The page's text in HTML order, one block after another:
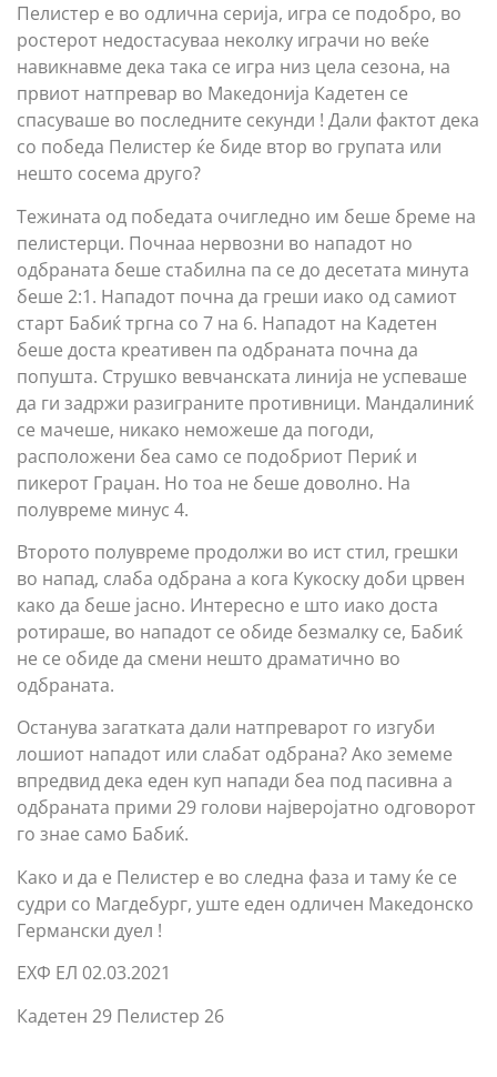
Пелистер е во одлична серија, игра се подобро, во
ростерот недостасуваа неколку играчи но веќе
навикнавме дека така се игра низ цела сезона, на
првиот натпревар во Македонија Кадетен се
спасуваше во последните секунди ! Дали фактот дека
со победа Пелистер ќе биде втор во групата или
нешто сосема друго?
Тежината од победата очигледно им беше бреме на
пелистерци. Почнаа нервозни во нападот но
одбраната беше стабилна па се до десетата минута
беше 2:1. Нападот почна да греши иако од самиот
старт Бабиќ тргна со 7 на 6. Нападот на Кадетен
беше доста креативен па одбраната почна да
попушта. Струшко вевчанската линија не успеваше
да ги задржи разиграните противници. Мандалиниќ
се мачеше, никако неможеше да погоди,
расположени беа само се подобриот Периќ и
пикерот Граџан. Но тоа не беше доволно. На
полувреме минус 4.
Второто полувреме продолжи во ист стил, грешки
во напад, слаба одбрана а кога Кукоску доби црвен
како да беше јасно. Интересно е што иако доста
ротираше, во нападот се обиде безмалку се, Бабиќ
не се обиде да смени нешто драматично во
одбраната.
Останува загатката дали натпреварот го изгуби
лошиот нападот или слабат одбрана? Ако земеме
впредвид дека еден куп напади беа под пасивна а
одбраната прими 29 голови најверојатно одговорот
го знае само Бабиќ.
Како и да е Пелистер е во следна фаза и таму ќе се
судри со Магдебург, уште еден одличен Македонско
Германски дуел !
ЕХФ ЕЛ 02.03.2021
Кадетен 29 Пелистер 26